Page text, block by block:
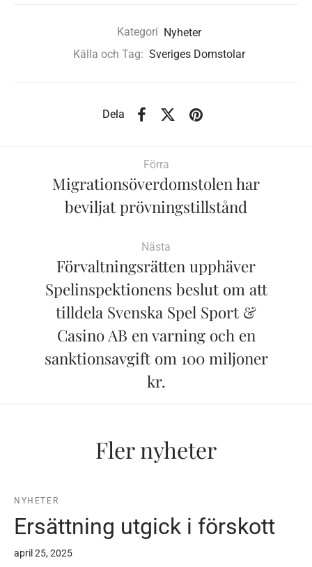
Kategori Nyheter
Källa och Tag: Sveriges Domstolar
Dela
Förra
Migrationsöverdomstolen har
beviljat prövningstillstånd
Nästa
Förvaltningsrätten upphäver
Spelinspektionens beslut om att
tilldela Svenska Spel Sport &
Casino AB en varning och en
sanktionsavgift om 100 miljoner
kr.
Fler nyheter
NYHETER
Ersättning utgick i förskott
april 25, 2025